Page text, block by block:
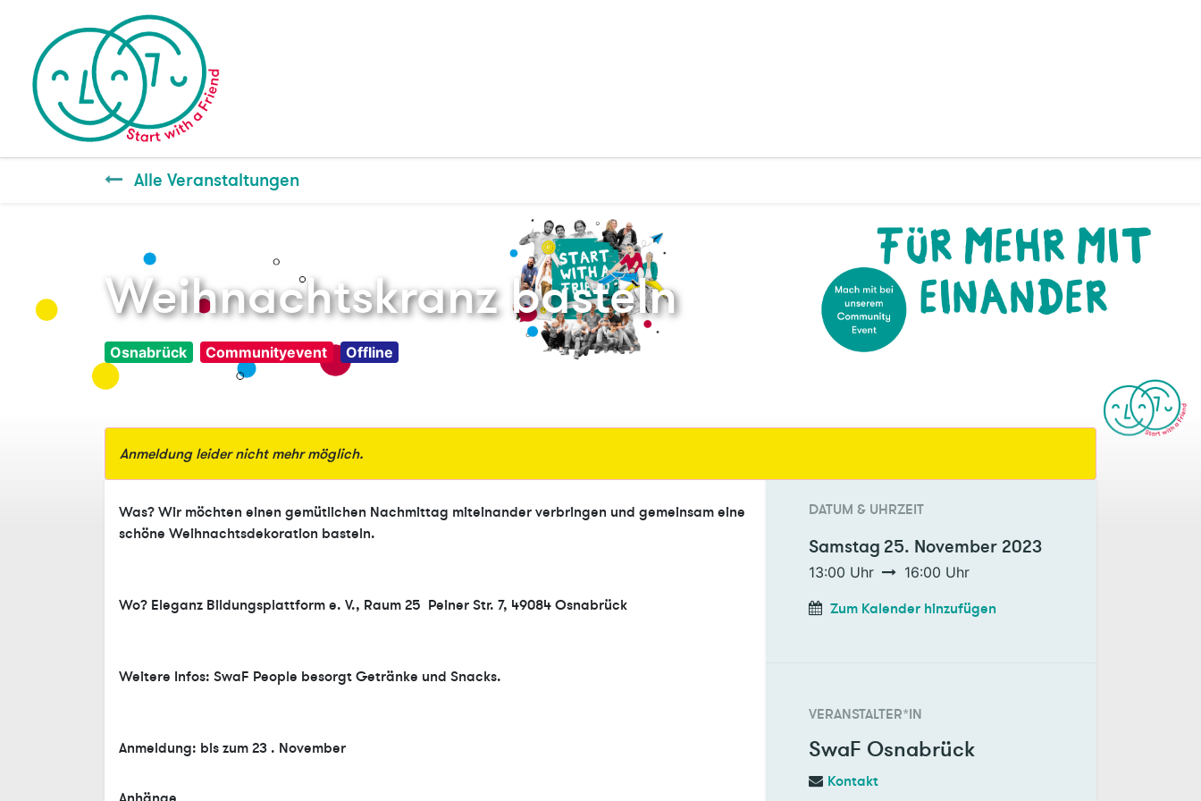
Alle Veranstaltungen
Weihnachtskranz basteln
Osnabrück Communityevent Offline
Anmeldung leider nicht mehr möglich.
Was? Wir möchten einen gemütlichen Nachmittag miteinander verbringen und gemeinsam eine
schöne Weihnachtsdekoration basteln.
Wo? Eleganz Bildungsplattform e. V., Raum 25 Peiner Str. 7, 49084 Osnabrück
Weitere Infos: SwaF People besorgt Getränke und Snacks.
Anmeldung: bis zum 23 . November
DATUM & UHRZEIT
Samstag 25. November 2023
13:00 Uhr 16:00 Uhr
Zum Kalender hinzufügen
VERANSTALTER*IN
SwaF Osnabrück
Kontakt